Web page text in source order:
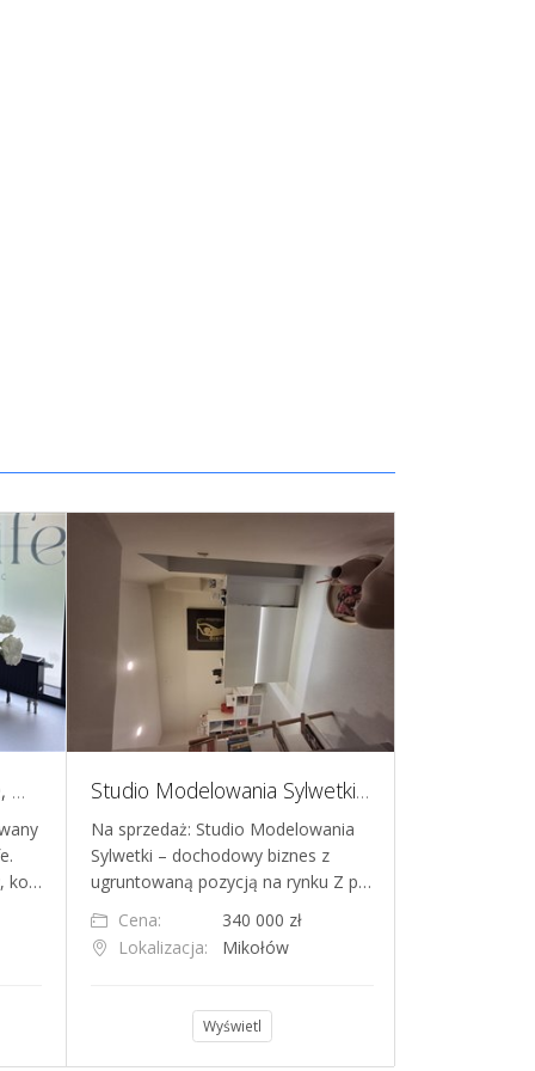
Pinie oddam w dobre ręce, miejsce z ogromnym potencjałem
ko…
Studio Modelowania Sylwetki Studio Figura
Na sprzedaż: Studio Modelowania
Sylwetki – dochodowy biznes z
ugruntowaną pozycją na rynku Z p…
Cena:
340 000 zł
Lokalizacja:
Mikołów
Wyświetl